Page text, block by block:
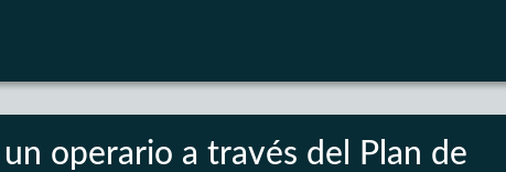
operario a través del Plan de